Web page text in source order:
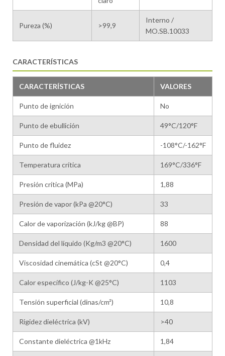
Pureza (%) >99,9
Interno /
MO.SB.10033
CARACTERÍSTICAS
CARACTERÍSTICAS VALORES
Punto de ignición No
Punto de ebullición 49°C/120°F
Punto de fluidez -108°C/-162°F
Temperatura crítica 169°C/336°F
Presión crítica (MPa) 1,88
Presión de vapor (kPa @20°C) 33
Calor de vaporización (kJ/kg @BP) 88
Densidad del líquido (Kg/m3 @20°C) 1600
Viscosidad cinemática (cSt @20°C) 0,4
Calor específico (J/kg-K @25°C) 1103
Tensión superficial (dinas/cm²) 10,8
Rigidez dieléctrica (kV) >40
Constante dieléctrica @1kHz 1,84